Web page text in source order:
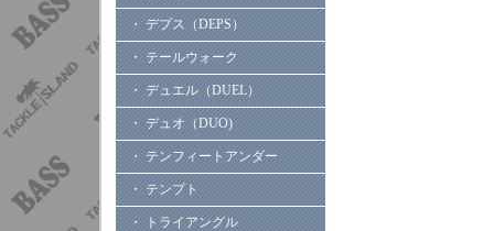
・ デプス（DEPS）
・ テールウォーク
・ デュエル（DUEL）
・ デュオ（DUO)
・ テンフィートアンダー
・ テンプト
・ トライアングル